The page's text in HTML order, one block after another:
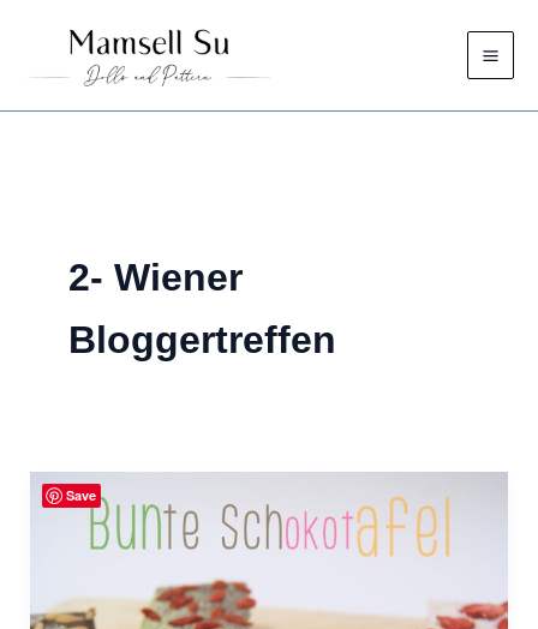
springen
2- Wiener
Bloggertreffen
Save